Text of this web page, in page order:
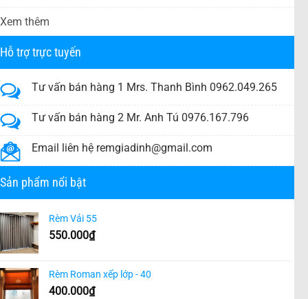
Xem thêm
Hỗ trợ trực tuyến
Tư vấn bán hàng 1 Mrs. Thanh Bình 0962.049.265
Tư vấn bán hàng 2 Mr. Anh Tú 0976.167.796
Email liên hệ remgiadinh@gmail.com
Sản phẩm nổi bật
Rèm Vải 55
550.000₫
Rèm Roman xếp lớp - 40
400.000₫